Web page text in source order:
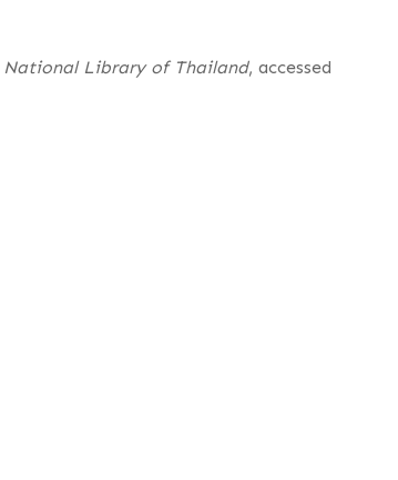
Library of Thailand, accessed